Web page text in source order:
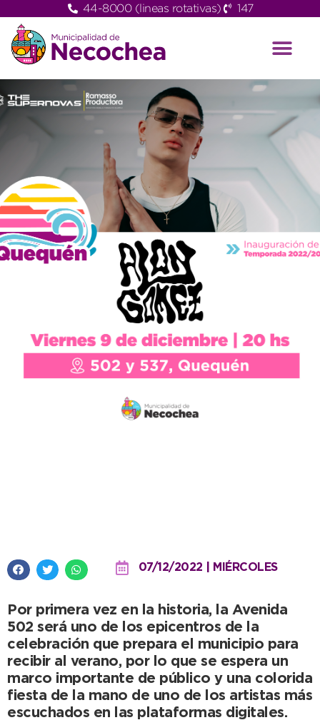
44-8000 (lineas rotativas) 147
07/12/2022 | MIÉRCOLES
Por primera vez en la historia, la Avenida
502 será uno de los epicentros de la
celebración que prepara el municipio para
recibir al verano, por lo que se espera un
marco importante de público y una colorida
fiesta de la mano de uno de los artistas más
escuchados en las plataformas digitales.